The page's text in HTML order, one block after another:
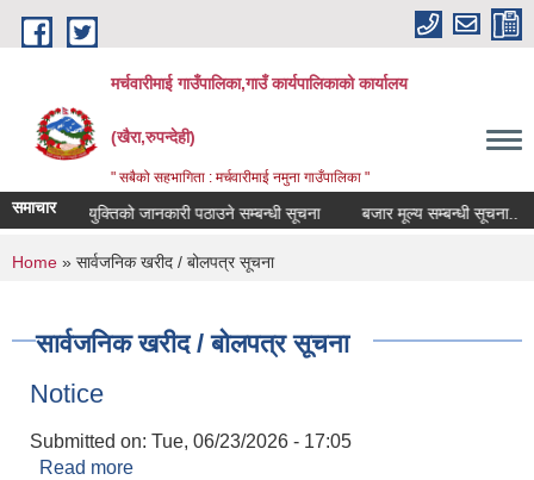
Skip to main content
मर्चवारीमाई गाउँपालिका,गाउँ कार्यपालिकाको कार्यालय
(खैरा,रुपन्देही)
" सबैको सहभागिता : मर्चवारीमाई नमुना गाउँपालिका "
समाचारनियुक्तिको जानकारी पठाउने सम्बन्धी सूचना बजार मूल्य सम्बन्धी सूचना..
You are here
Home » सार्वजनिक खरीद / बोलपत्र सूचना
सार्वजनिक खरीद / बोलपत्र सूचना
Notice
Submitted on: Tue, 06/23/2026 - 17:05
Read more